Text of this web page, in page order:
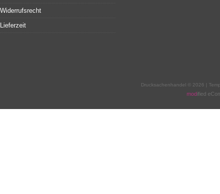
Widerrufsrecht
Lieferzeit
Drucksachenhandel © 2026 |
modified